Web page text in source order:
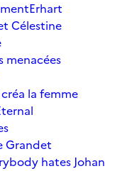
Erhart
Célestine
menacées
la femme
Grandet
hates Johan